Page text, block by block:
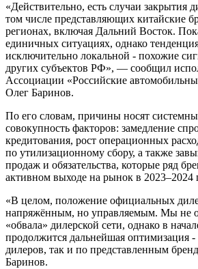
«Действительно, есть случаи закрытия
том числе представляющих китайские
регионах, включая Дальний Восток.
единичных ситуациях, однако
исключительно локальной - похожие
других субъектов РФ», — сообщил
Ассоциации «Российские
Олег Баринов.
По его словам, причины носят
совокупность факторов: замедление
кредитования, рост операционных
по утилизационному сбору, а также
продаж и обязательства, которые ряд
активном выходе на рынок в 2023–2024
«В целом, положение официальных
напряжённым, но управляемым. Мы не
«обвала» дилерской сети, однако в
продолжится дальнейшая оптимизация -
дилеров, так и по представленным
Баринов.